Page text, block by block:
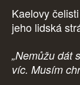
Kaelovy
jeho lidská
„Nemůžu dát
víc. Musím